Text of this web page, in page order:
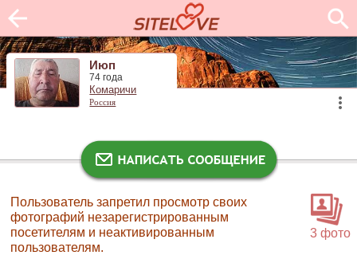
Июп
74 года
Комаричи
Россия
3 фото
Пользователь запретил просмотр своих
фотографий незарегистрированным
посетителям и неактивированным
пользователям.